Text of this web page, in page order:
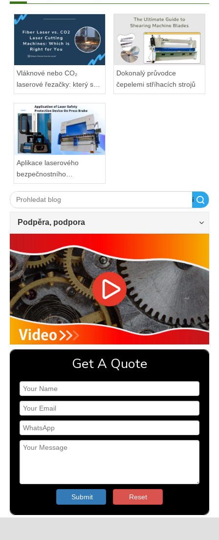
Vláknové nebo CO₂
laserové řezačky: který se
hodí?
Dokonalý průvodce
čepelemi stříhacích strojů
Aplikace laserového
bezpečnostního
ochranného zařízení na
ohraňovací lis
Vyhledávání
Podpěra, podpora
Get A Quote
Submit Reset